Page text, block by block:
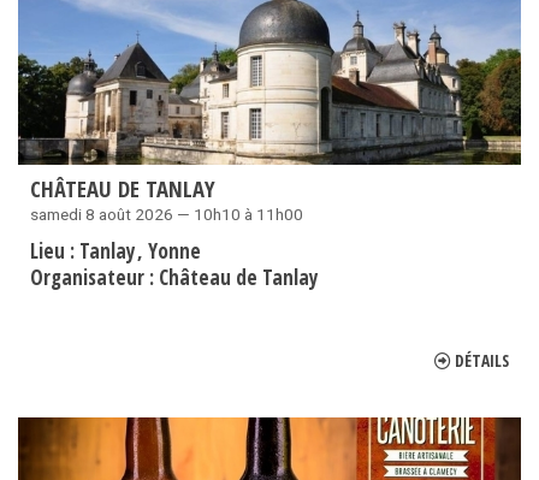
CHÂTEAU DE TANLAY
samedi 8 août 2026 — 10h10 à 11h00
Lieu : Tanlay Yonne
Organisateur : Château de Tanlay
DÉTAILS